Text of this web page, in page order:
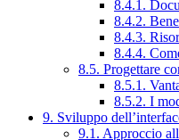
8.4.1.
8.4.2.
8.4.3.
8.4.4.
8.5. Progettare
8.5.1.
8.5.2. I
9. Sviluppo
9.1. Approccio